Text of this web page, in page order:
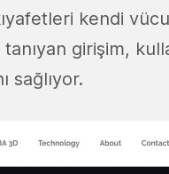
kendi
girişim,
sağlıyor.